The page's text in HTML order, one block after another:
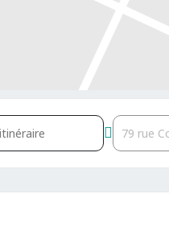
à Lille ! []